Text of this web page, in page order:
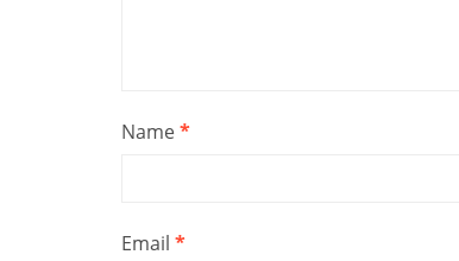
Name*
Email *